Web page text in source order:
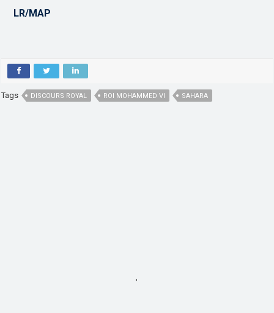
LR/MAP
Tags DISCOURS ROYAL ROI MOHAMMED VI SAHARA
,